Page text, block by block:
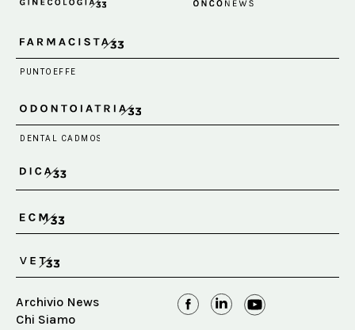
Archivio News
Chi Siamo